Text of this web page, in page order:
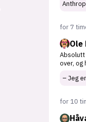
for 7
Ole
Absolutt
over, og
– Jeg
for 10